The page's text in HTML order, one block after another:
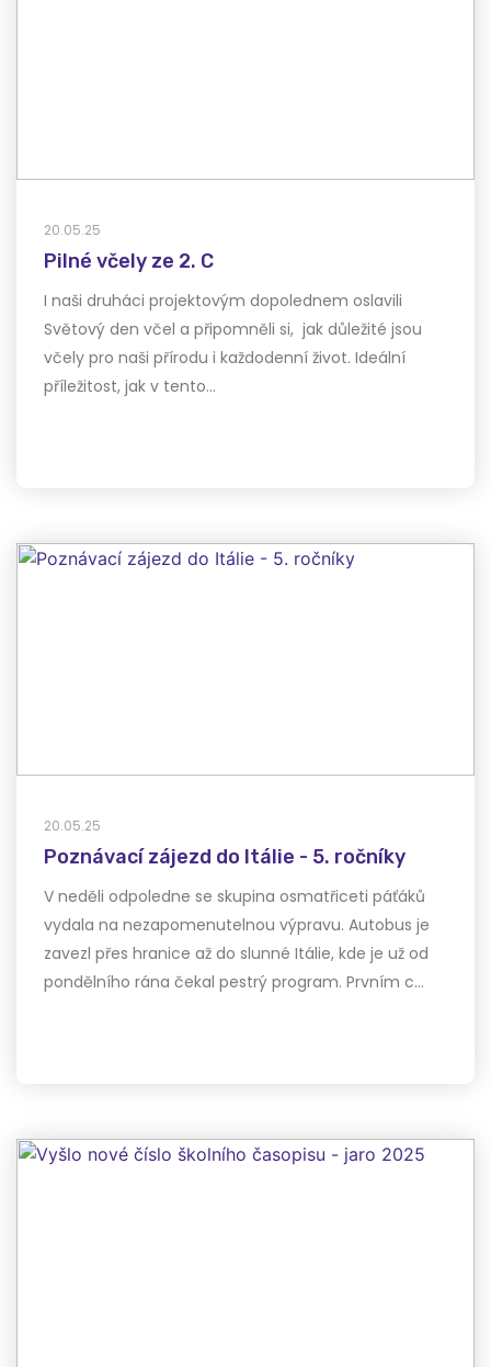
20.05.25
Pilné včely ze 2. C
I naši druháci projektovým dopolednem oslavili
Světový den včel a připomněli si, jak důležité jsou
včely pro naši přírodu i každodenní život. Ideální
příležitost, jak v tento…
20.05.25
Poznávací zájezd do Itálie - 5. ročníky
V neděli odpoledne se skupina osmatřiceti páťáků
vydala na nezapomenutelnou výpravu. Autobus je
zavezl přes hranice až do slunné Itálie, kde je už od
pondělního rána čekal pestrý program. Prvním c…